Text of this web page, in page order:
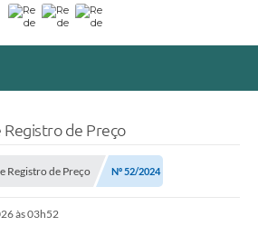
de Preço
Registro de Preço Nº 52/2024
às 03h52